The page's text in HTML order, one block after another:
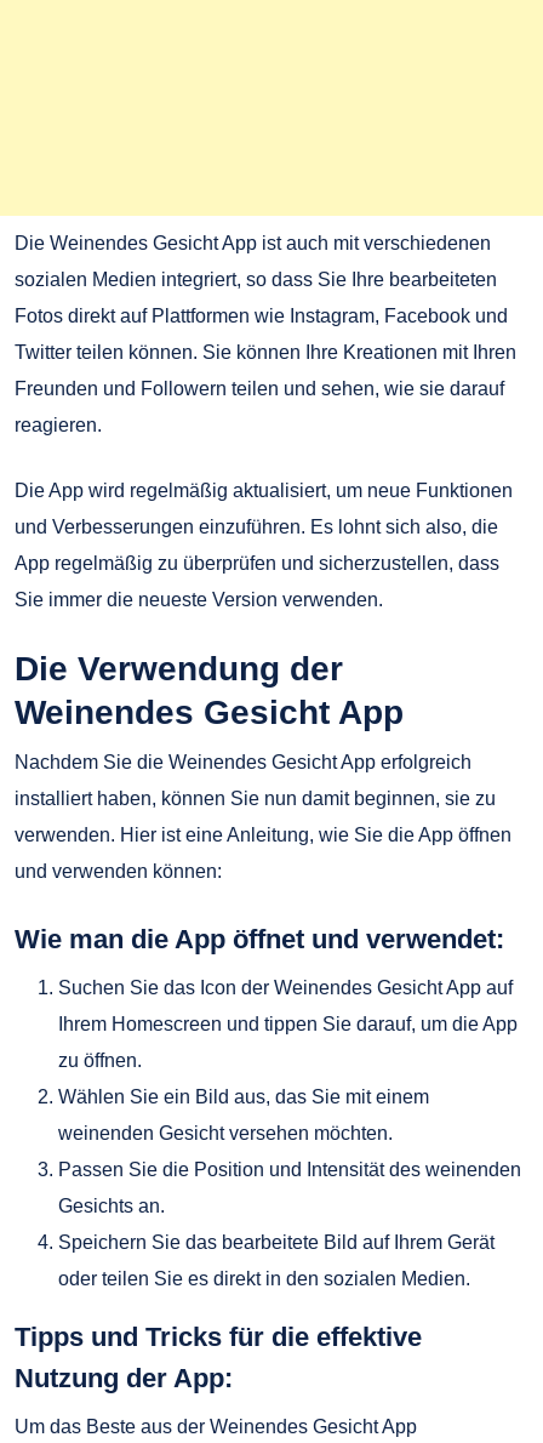
Die Weinendes Gesicht App ist auch mit verschiedenen
sozialen Medien integriert, so dass Sie Ihre bearbeiteten
Fotos direkt auf Plattformen wie Instagram, Facebook und
Twitter teilen können. Sie können Ihre Kreationen mit Ihren
Freunden und Followern teilen und sehen, wie sie darauf
reagieren.
Die App wird regelmäßig aktualisiert, um neue Funktionen
und Verbesserungen einzuführen. Es lohnt sich also, die
App regelmäßig zu überprüfen und sicherzustellen, dass
Sie immer die neueste Version verwenden.
Die Verwendung der
Weinendes Gesicht App
Nachdem Sie die Weinendes Gesicht App erfolgreich
installiert haben, können Sie nun damit beginnen, sie zu
verwenden. Hier ist eine Anleitung, wie Sie die App öffnen
und verwenden können:
Wie man die App öffnet und verwendet:
Suchen Sie das Icon der Weinendes Gesicht App auf
Ihrem Homescreen und tippen Sie darauf, um die App
zu öffnen.
Wählen Sie ein Bild aus, das Sie mit einem
weinenden Gesicht versehen möchten.
Passen Sie die Position und Intensität des weinenden
Gesichts an.
Speichern Sie das bearbeitete Bild auf Ihrem Gerät
oder teilen Sie es direkt in den sozialen Medien.
Tipps und Tricks für die effektive
Nutzung der App:
Um das Beste aus der Weinendes Gesicht App